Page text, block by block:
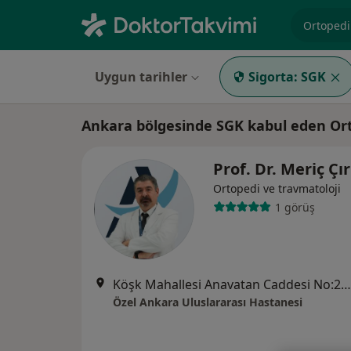
Uygun tarihler Sigorta: SGK
Ankara bölgesinde SGK kabul eden
Prof. Dr. Meriç
Ortopedi ve travmatoloji
1 görüş
Köşk Mahallesi Anavatan Caddesi No:22, Keçiören
Özel Ankara Uluslararası Hastanesi